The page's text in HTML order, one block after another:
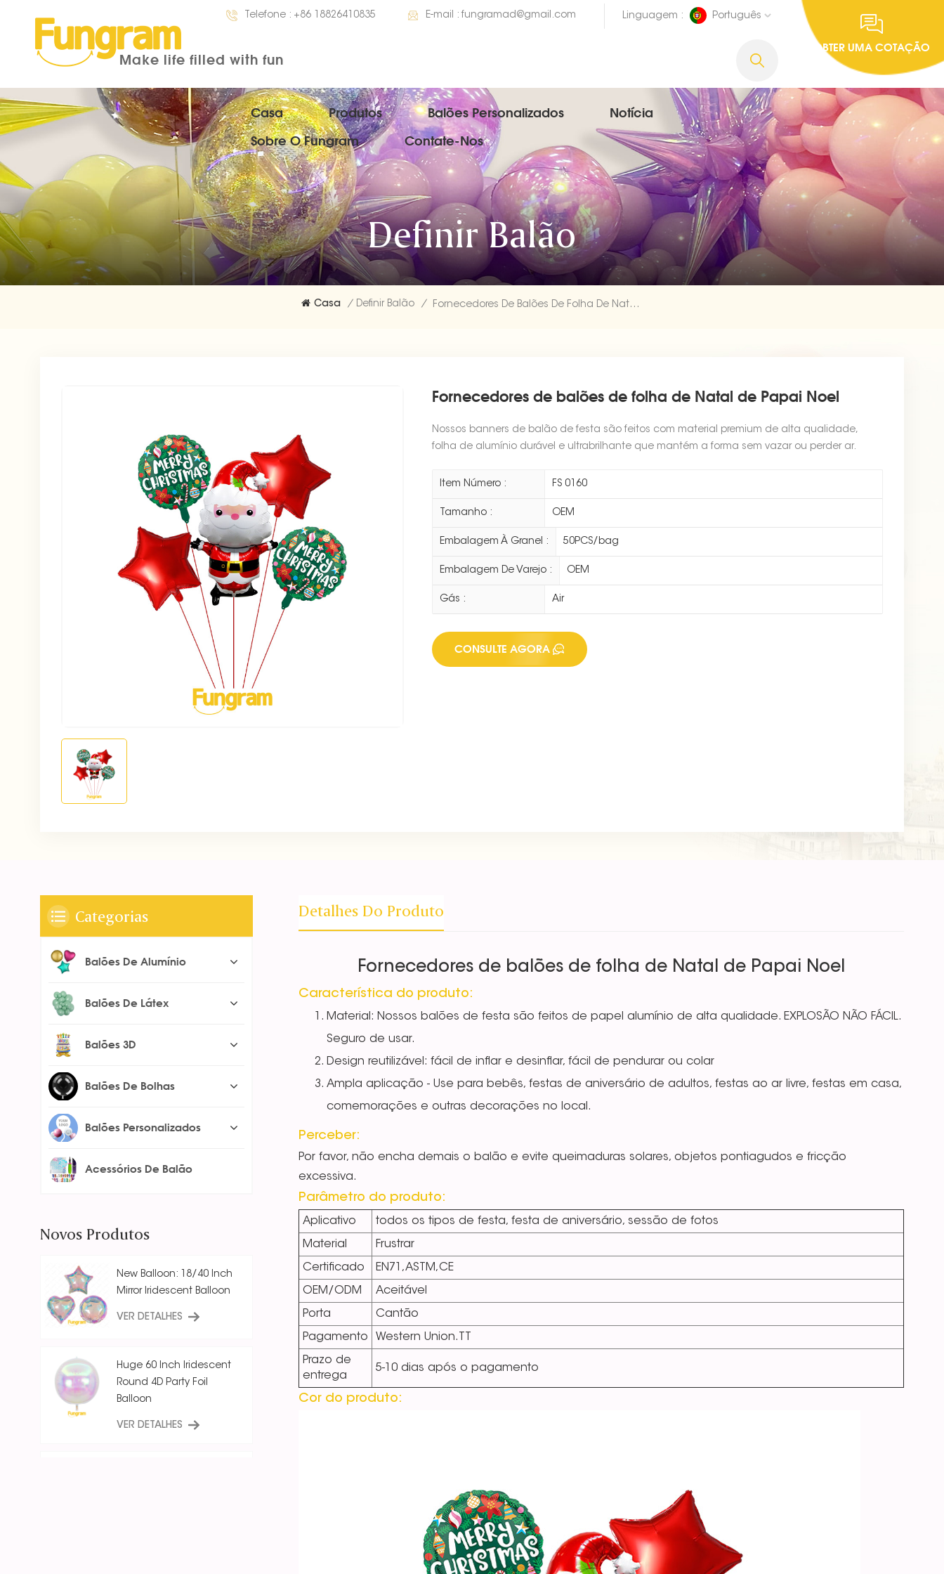
OBTER UMA COTAÇÃO
Linguagem : Português
Telefone : +86 18826410835 E-mail :fungramad@gmail.com
Casa Produtos Balões Personalizados
Notícia
Sobre O Fungram
Contate-Nos
Make life filled with fun
Definir Balão
Casa / Definir Balão / Fornecedores De Balões De Folha De Natal De Papai Noel
Fornecedores de balões de folha de Natal de Papai Noel
Nossos banners de balão de festa são feitos com material premium de alta qualidade,
folha de alumínio durável e ultrabrilhante que mantém a forma sem vazar ou perder ar.
Item Número : FS 0160
Tamanho : OEM
Embalagem À Granel : 50PCS/bag
Embalagem De Varejo : OEM
Gás : Air
CONSULTE AGORA
Detalhes Do Produto
Fornecedores de balões de folha de Natal de Papai Noel
Característica do produto:
Material: Nossos balões de festa são feitos de papel alumínio de alta qualidade. EXPLOSÃO NÃO FÁCIL.
Seguro de usar.
Design reutilizável: fácil de inflar e desinflar, fácil de pendurar ou colar
Ampla aplicação - Use para bebês, festas de aniversário de adultos, festas ao ar livre, festas em casa,
comemorações e outras decorações no local.
Perceber:
Por favor, não encha demais o balão e evite queimaduras solares, objetos pontiagudos e fricção
excessiva.
Parâmetro do produto:
Aplicativo todos os tipos de festa, festa de aniversário, sessão de fotos
Material Frustrar
Certificado EN71,ASTM,CE
OEM/ODM Aceitável
Porta Cantão
Pagamento Western Union.TT
Prazo de
entrega
5-10 dias após o pagamento
Cor do produto:
Categorias
Balões De Alumínio
Balões De Látex
Balões 3D
Balões De Bolhas
Balões Personalizados
Acessórios De Balão
Novos Produtos
New Balloon: 18/40 Inch
Mirror Iridescent Balloon
VER DETALHES
Huge 60 Inch Iridescent
Round 4D Party Foil
Balloon
VER DETALHES